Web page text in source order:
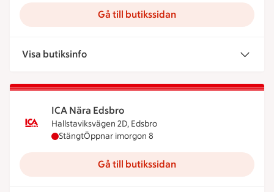
Gå till butikssidan
Visa butiksinfo
ICA Nära Edsbro
Hallstaviksvägen 2D, Edsbro
ICA Nära Edsbro har stängt idag, öppnar
StängtÖppnar imorgon 8
Gå till butikssidan